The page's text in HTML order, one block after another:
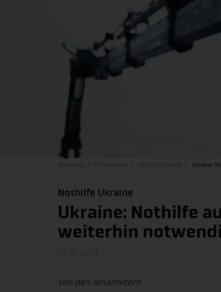
Ukraine:
Nothilfe Ukraine
Ukraine: Nothilfe
weiterhin
von den Johannitern